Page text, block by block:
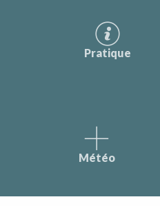
Pratique
Météo